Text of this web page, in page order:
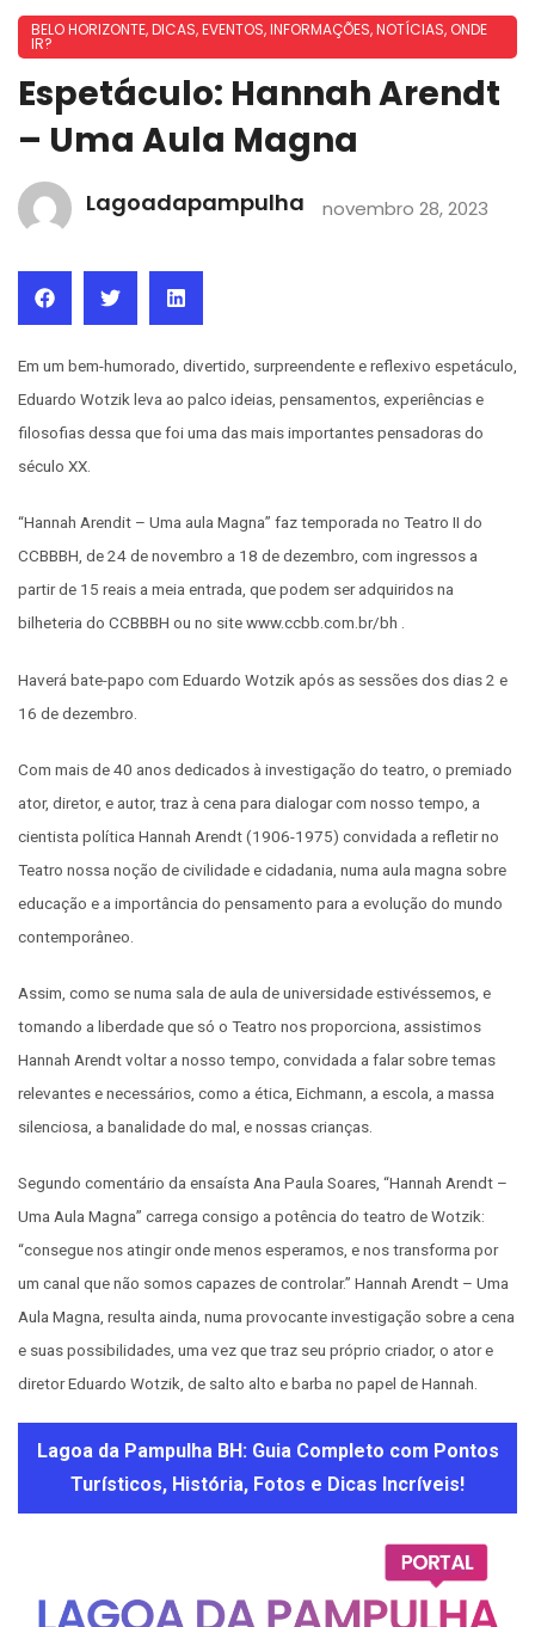
BELO HORIZONTE,DICAS,EVENTOS,INFORMAÇÕES,NOTÍCIAS, ONDE
IR?
Espetáculo: Hannah Arendt
– Uma Aula Magna
Lagoadapampulha novembro 28, 2023
Em um bem-humorado, divertido, surpreendente e reflexivo espetáculo,
Eduardo Wotzik leva ao palco ideias, pensamentos, experiências e
filosofias dessa que foi uma das mais importantes pensadoras do
século XX.
“Hannah Arendit – Uma aula Magna” faz temporada no Teatro II do
CCBBBH, de 24 de novembro a 18 de dezembro, com ingressos a
partir de 15 reais a meia entrada, que podem ser adquiridos na
bilheteria do CCBBBH ou no site www.ccbb.com.br/bh .
Haverá bate-papo com Eduardo Wotzik após as sessões dos dias 2 e
16 de dezembro.
Com mais de 40 anos dedicados à investigação do teatro, o premiado
ator, diretor, e autor, traz à cena para dialogar com nosso tempo, a
cientista política Hannah Arendt (1906-1975) convidada a refletir no
Teatro nossa noção de civilidade e cidadania, numa aula magna sobre
educação e a importância do pensamento para a evolução do mundo
contemporâneo.
Assim, como se numa sala de aula de universidade estivéssemos, e
tomando a liberdade que só o Teatro nos proporciona, assistimos
Hannah Arendt voltar a nosso tempo, convidada a falar sobre temas
relevantes e necessários, como a ética, Eichmann, a escola, a massa
silenciosa, a banalidade do mal, e nossas crianças.
Segundo comentário da ensaísta Ana Paula Soares, “Hannah Arendt –
Uma Aula Magna” carrega consigo a potência do teatro de Wotzik:
“consegue nos atingir onde menos esperamos, e nos transforma por
um canal que não somos capazes de controlar.” Hannah Arendt – Uma
Aula Magna, resulta ainda, numa provocante investigação sobre a cena
e suas possibilidades, uma vez que traz seu próprio criador, o ator e
diretor Eduardo Wotzik, de salto alto e barba no papel de Hannah.